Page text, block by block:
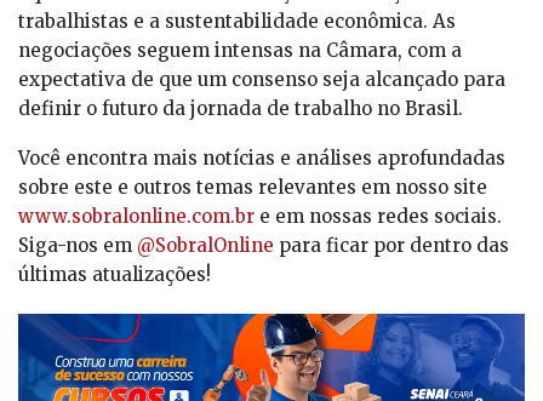
trabalhistas e a sustentabilidade econômica. As
negociações seguem intensas na Câmara, com a
expectativa de que um consenso seja alcançado para
definir o futuro da jornada de trabalho no Brasil.
Você encontra mais notícias e análises aprofundadas
sobre este e outros temas relevantes em nosso site
www.sobralonline.com.br e em nossas redes sociais.
Siga-nos em @SobralOnline para ficar por dentro das
últimas atualizações!